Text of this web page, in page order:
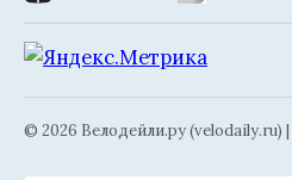
© 2026 Велодейли.ру (velodaily.ru) |